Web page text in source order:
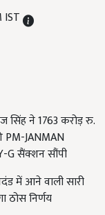
IST
सिंह ने 1763 करोड़ रु.
PM-JANMAN
G सैंक्शन सौंपी
में आने वाली सारी
ठोस निर्णय